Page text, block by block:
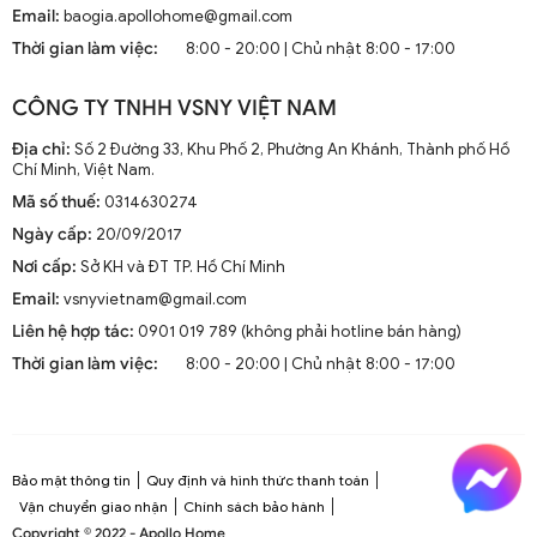
Cầu Của Bạn
cần xem xét để đảm bảo rằng bạn chọn được sản phẩm phù hợp
nhất với nhu cầu và sở thích cá nhân.
2.1. Kích Thước Quạt Trần
Kích thước của quạt trần là yếu tố quan trọng đầu tiên cần xem
xét. Kích thước này thường được đo bằng đường kính của cánh
quạt. Bạn cần chọn kích thước quạt phù hợp với diện tích phòng để
Kích thước quạt trầnđược đo bằng sải cánh, tức là khoảng
cách từ đầu cánh này đến đầu cánh kia khi quay.
Dưới đây hướng dẫn cơ bản:
Chọn quạt có sải
cánh khi quay là ~130cm (±10%) trở xuống.
Phòng có chiều ngang (rộng) từ 3m đến 4m:
Chọn quạt
có sải cánh khi quay từ ~130cm đến 170cm (±10%).
Email: baogia.apollohome@gmail.com
Thời gian làm việc:
8:00 - 20:00 | Chủ nhật 8:00 - 17:00
CÔNG TY TNHH VSNY VIỆT NAM
Địa chỉ: Số 2 Đường 33, Khu Phố 2, Phường An Khánh, Thành phố Hồ
Chí Minh, Việt Nam.
Mã số thuế: 0314630274
Ngày cấp: 20/09/2017
Nơi cấp: Sở KH và ĐT TP. Hồ Chí Minh
Email: vsnyvietnam@gmail.com
Liên hệ hợp tác: 0901 019 789 (không phải hotline bán hàng)
Thời gian làm việc:
8:00 - 20:00 | Chủ nhật 8:00 - 17:00
Bảo mật thông tin
Quy định và hình thức thanh toán
Vận chuyển giao nhận
Chính sách bảo hành
Copyright © 2022 - Apollo Home